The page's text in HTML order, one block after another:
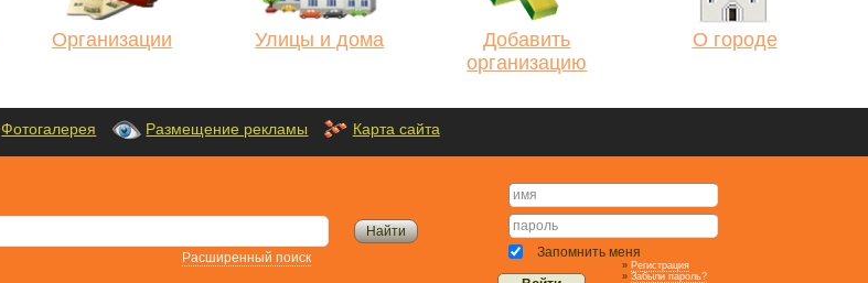
Организации Улицы и дома
Добавить
организацию
О городе
Фотогалерея Размещение рекламы Карта сайта
Расширенный поиск Запомнить меня
» Регистрация
» Забыли пароль?